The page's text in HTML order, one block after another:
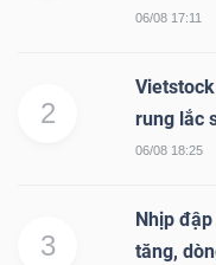
06/08 17:11
2
rung lắc
06/08 18:25
3
Nhịp
tăng,